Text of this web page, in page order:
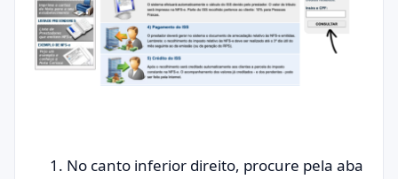
No canto inferior direito, procure pela aba